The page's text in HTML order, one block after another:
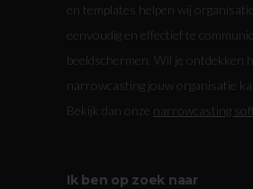
en templates helpen wij
eenvoudig en effectief te
beeldschermen. Wil je ontdekken
narrowcasting jouw organisatie
Bekijk dan onze narrowcasting
Ik ben op zoek naar